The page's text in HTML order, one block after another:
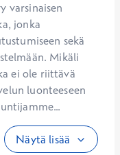
varsinaisen
jonka
sekä
Mikäli
ei ole riittävä
luonteeseen
Näytä lisää